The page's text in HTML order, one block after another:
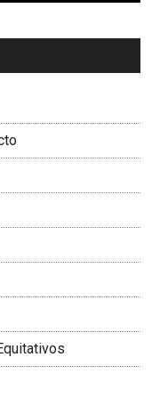
01:04
Corporación